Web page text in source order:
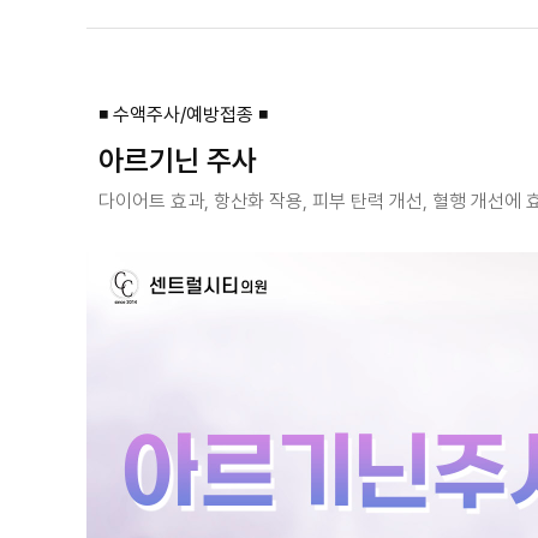
◾ 수액주사/예방접종 ◾
아르기닌 주사
다이어트 효과, 항산화 작용, 피부 탄력 개선, 혈행 개선에